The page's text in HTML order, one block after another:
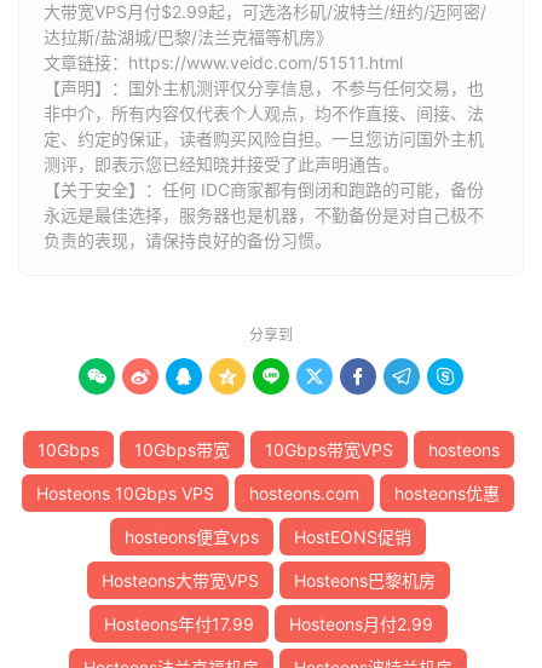
大带宽VPS月付$2.99起，可选洛杉矶/波特兰/纽约/迈阿密/
达拉斯/盐湖城/巴黎/法兰克福等机房》
文章链接： https://www.veidc.com/51511.html
【声明】：国外主机测评仅分享信息，不参与任何交易，也
非中介，所有内容仅代表个人观点，均不作直接、间接、法
定、约定的保证，读者购买风险自担。一旦您访问国外主机
测评，即表示您已经知晓并接受了此声明通告。
【关于安全】：任何 IDC商家都有倒闭和跑路的可能，备份
永远是最佳选择，服务器也是机器，不勤备份是对自己极不
负责的表现，请保持良好的备份习惯。
分享到
        
10Gbps 10Gbps带宽 10Gbps带宽VPS hosteons
Hosteons 10Gbps VPS hosteons.com hosteons优惠
hosteons便宜vps HostEONS促销
Hosteons大带宽VPS Hosteons巴黎机房
Hosteons年付17.99 Hosteons月付2.99